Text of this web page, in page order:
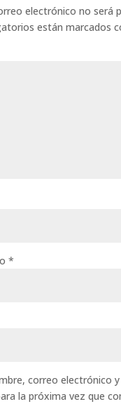
electrónico no será
están marcados
*
correo electrónico
la próxima vez que